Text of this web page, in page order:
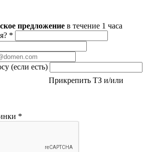
предложение в течение 1 часа
*
(если есть)
Прикрепить ТЗ и/или
*